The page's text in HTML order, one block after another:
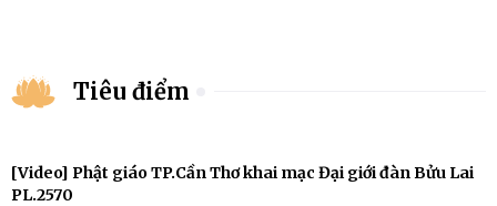
Tiêu điểm
[Video] Phật giáo TP.Cần Thơ khai mạc Đại giới đàn Bửu Lai
PL.2570